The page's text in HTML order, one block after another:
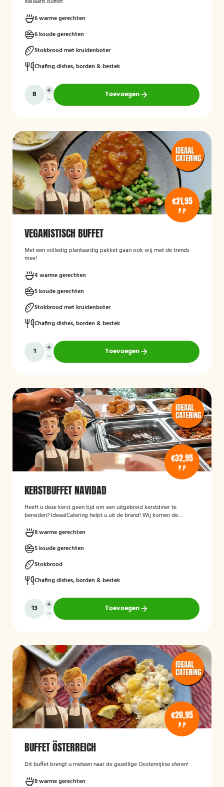
6 warme gerechten
6 koude gerechten
Stokbrood met kruidenboter
Chafing dishes, borden & bestek
Toevoegen
€21,95
P.P
VEGANISTISCH BUFFET
Met een volledig plantaardig pakket gaan ook wij met de trends
mee!
4 warme gerechten
5 koude gerechten
Stokbrood met kruidenboter
Chafing dishes, borden & bestek
Toevoegen
€32,95
P.P
KERSTBUFFET NAVIDAD
Heeft u deze kerst geen tijd om een uitgebreid kerstdiner te
bereiden? IdeaalCatering helpt u uit de brand! Wij komen de
buffetten voor tweede kerstdag (26 december), komen wij op 26
december gekoeld bij u bezorgen.
8 warme gerechten
5 koude gerechten
Stokbrood
Chafing dishes, borden & bestek
Toevoegen
€20,95
P.P
BUFFET ÖSTERREICH
Dit buffet brengt u meteen naar de gezellige Oostenrijkse sferen!
8 warme gerechten